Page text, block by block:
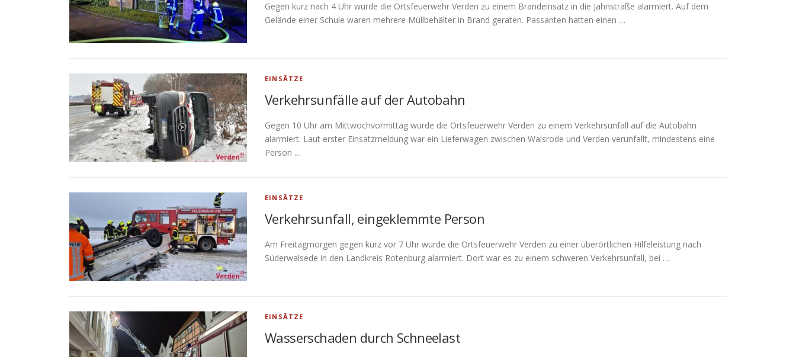
Gegen kurz nach 4 Uhr wurde die Ortsfeuerwehr Verden zu einem Brandeinsatz in die Jahnstraße alarmiert. Auf dem
Gelände einer Schule waren mehrere Müllbehälter in Brand geraten. Passanten hatten einen …
EINSÄTZE
Verkehrsunfälle auf der Autobahn
Gegen 10 Uhr am Mittwochvormittag wurde die Ortsfeuerwehr Verden zu einem Verkehrsunfall auf die Autobahn
alarmiert. Laut erster Einsatzmeldung war ein Lieferwagen zwischen Walsrode und Verden verunfallt, mindestens eine
Person …
EINSÄTZE
Verkehrsunfall, eingeklemmte Person
Am Freitagmorgen gegen kurz vor 7 Uhr wurde die Ortsfeuerwehr Verden zu einer überörtlichen Hilfeleistung nach
Süderwalsede in den Landkreis Rotenburg alarmiert. Dort war es zu einem schweren Verkehrsunfall, bei …
EINSÄTZE
Wasserschaden durch Schneelast